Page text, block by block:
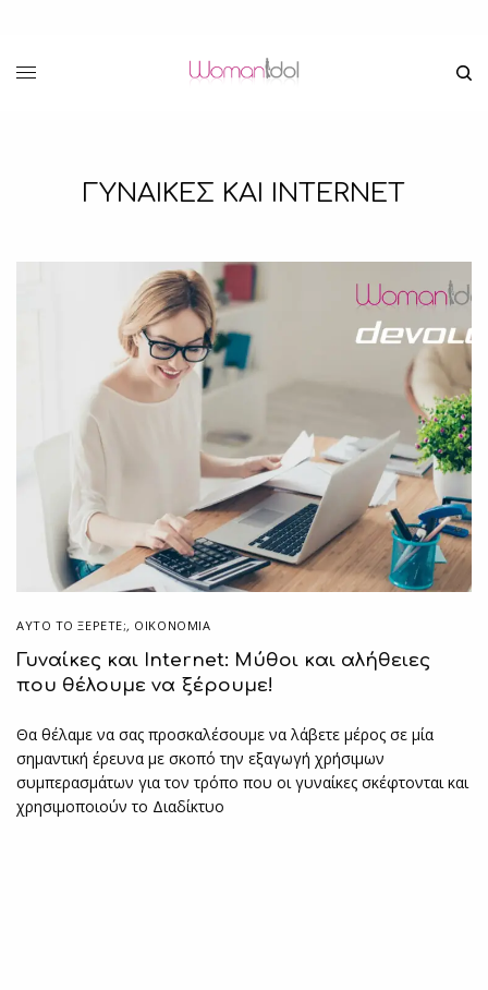
ΓΥΝΑΙΚΕΣ ΚΑΙ INTERNET
ΑΥΤΌ ΤΟ ΞΈΡΕΤΕ;, ΟΙΚΟΝΟΜΙΑ
Γυναίκες και Internet: Μύθοι και αλήθειες
που θέλουμε να ξέρουμε!
Θα θέλαμε να σας προσκαλέσουμε να λάβετε μέρος σε μία
σημαντική έρευνα με σκοπό την εξαγωγή χρήσιμων
συμπερασμάτων για τον τρόπο που οι γυναίκες σκέφτονται και
χρησιμοποιούν το Διαδίκτυο